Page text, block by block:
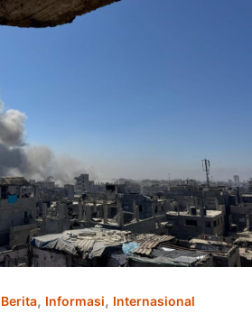
Berita, Informasi, Internasional